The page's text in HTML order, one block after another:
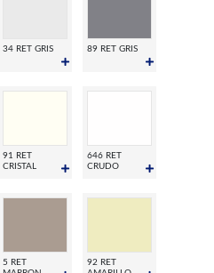
34 RET GRIS 89 RET GRIS
91 RET
CRISTAL
646 RET
CRUDO
5 RET
92 RET